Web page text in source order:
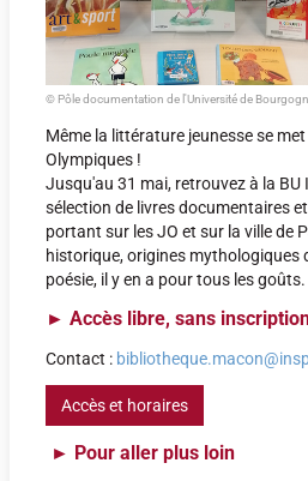
© Pôle documentation de l'Université de
Même la littérature jeunesse se
Olympiques !
Jusqu'au 31 mai, retrouvez à la BU
sélection de livres documentaires
portant sur les JO et sur la ville de
historique, origines mythologiques
poésie, il y en a pour tous les goûts.
► Accès libre, sans
Contact :
Accès et horaires
► Pour aller plus loin